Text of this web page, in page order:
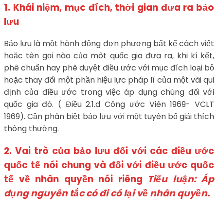
1. Khái niệm, mục đích, thời gian đưa ra bảo
lưu
Bảo lưu là một hành động đơn phương bất kể cách viết
hoặc tên gọi nào của môt quốc gia đưa ra, khi kí kết,
phê chuẩn hay phê duyệt điều ước với mục đích loại bỏ
hoặc thay đổi một phần hiệu lực pháp lí của một vài qui
định của điều ước trong việc áp dụng chúng đối với
quốc gia đó. ( Điều 2.1.d Công ước Viên 1969- VCLT
1969). Cần phân biệt bảo lưu với một tuyên bố giải thích
thông thường.
2. Vai trò của bảo lưu đối với các điều ước
quốc tế nói chung và đối với điều ước quốc
tế về nhân quyền nói riêng Tiểu luận: Áp
dụng nguyên tắc có đi có lại về nhân quyền.